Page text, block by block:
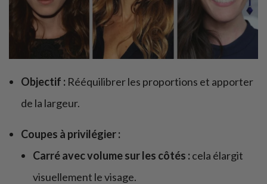
Objectif : Rééquilibrer les proportions et apporter
de la largeur.
Coupes à privilégier :
Carré avec volume sur les côtés :cela élargit
visuellement le visage.